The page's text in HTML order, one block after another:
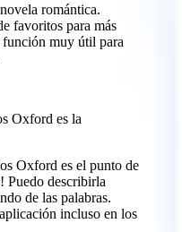
romántica.
favoritos para más
función muy útil para
Oxford es la
Oxford es el punto de
Puedo describirla
de las palabras.
incluso en los